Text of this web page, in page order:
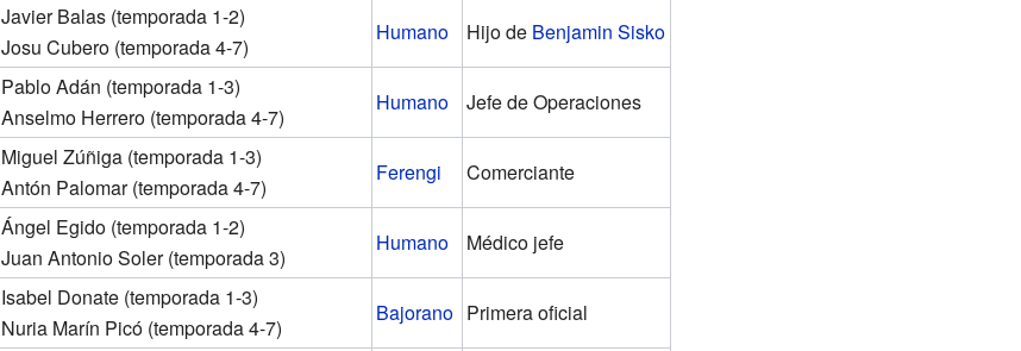
Javier Balas (temporada 1-2)
Josu Cubero (temporada 4-7)
Humano Hijo de Benjamin Sisko
Pablo Adán (temporada 1-3)
Anselmo Herrero (temporada 4-7)
Humano Jefe de Operaciones
Miguel Zúñiga (temporada 1-3)
Antón Palomar (temporada 4-7)
Ferengi Comerciante
Ángel Egido (temporada 1-2)
Juan Antonio Soler (temporada 3)
Humano Médico jefe
Isabel Donate (temporada 1-3)
Nuria Marín Picó (temporada 4-7)
Bajorano Primera oficial